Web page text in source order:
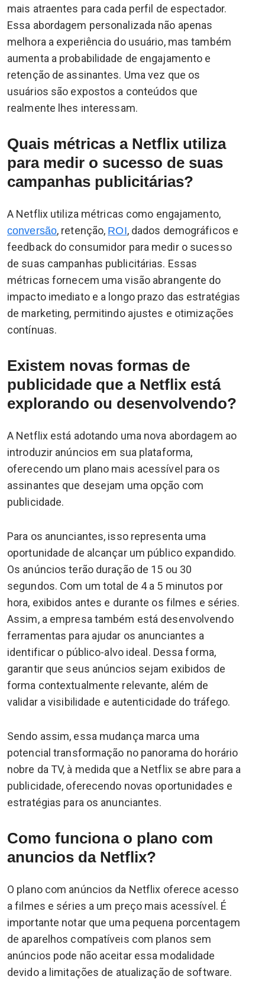
mais atraentes para cada perfil de espectador.
Essa abordagem personalizada não apenas
melhora a experiência do usuário, mas também
aumenta a probabilidade de engajamento e
retenção de assinantes. Uma vez que os
usuários são expostos a conteúdos que
realmente lhes interessam.
Quais métricas a Netflix utiliza
para medir o sucesso de suas
campanhas publicitárias?
A Netflix utiliza métricas como engajamento,
conversão, retenção, ROI, dados demográficos e
feedback do consumidor para medir o sucesso
de suas campanhas publicitárias. Essas
métricas fornecem uma visão abrangente do
impacto imediato e a longo prazo das estratégias
de marketing, permitindo ajustes e otimizações
contínuas.
Existem novas formas de
publicidade que a Netflix está
explorando ou desenvolvendo?
A Netflix está adotando uma nova abordagem ao
introduzir anúncios em sua plataforma,
oferecendo um plano mais acessível para os
assinantes que desejam uma opção com
publicidade.
Para os anunciantes, isso representa uma
oportunidade de alcançar um público expandido.
Os anúncios terão duração de 15 ou 30
segundos. Com um total de 4 a 5 minutos por
hora, exibidos antes e durante os filmes e séries.
Assim, a empresa também está desenvolvendo
ferramentas para ajudar os anunciantes a
identificar o público-alvo ideal. Dessa forma,
garantir que seus anúncios sejam exibidos de
forma contextualmente relevante, além de
validar a visibilidade e autenticidade do tráfego.
Sendo assim, essa mudança marca uma
potencial transformação no panorama do horário
nobre da TV, à medida que a Netflix se abre para a
publicidade, oferecendo novas oportunidades e
estratégias para os anunciantes.
Como funciona o plano com
anuncios da Netflix?
O plano com anúncios da Netflix oferece acesso
a filmes e séries a um preço mais acessível. É
importante notar que uma pequena porcentagem
de aparelhos compatíveis com planos sem
anúncios pode não aceitar essa modalidade
devido a limitações de atualização de software.